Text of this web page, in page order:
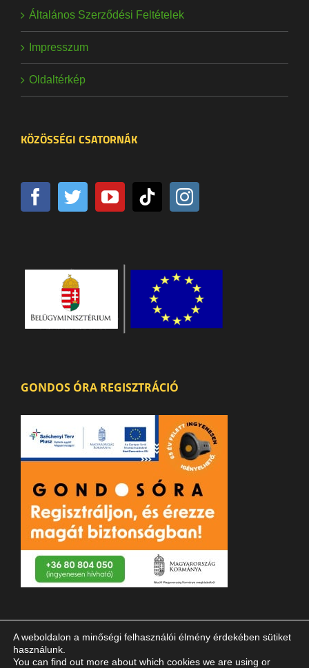
Általános Szerződési Feltételek
Impresszum
Oldaltérkép
KÖZÖSSÉGI CSATORNÁK
GONDOS ÓRA REGISZTRÁCIÓ
A weboldalon a minőségi felhasználói élmény érdekében sütiket
használunk.
You can find out more about which cookies we are using or